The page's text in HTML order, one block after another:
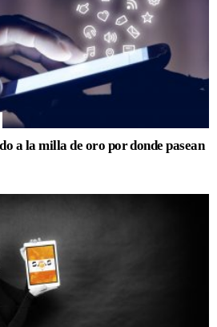
a la milla de oro por donde pasean